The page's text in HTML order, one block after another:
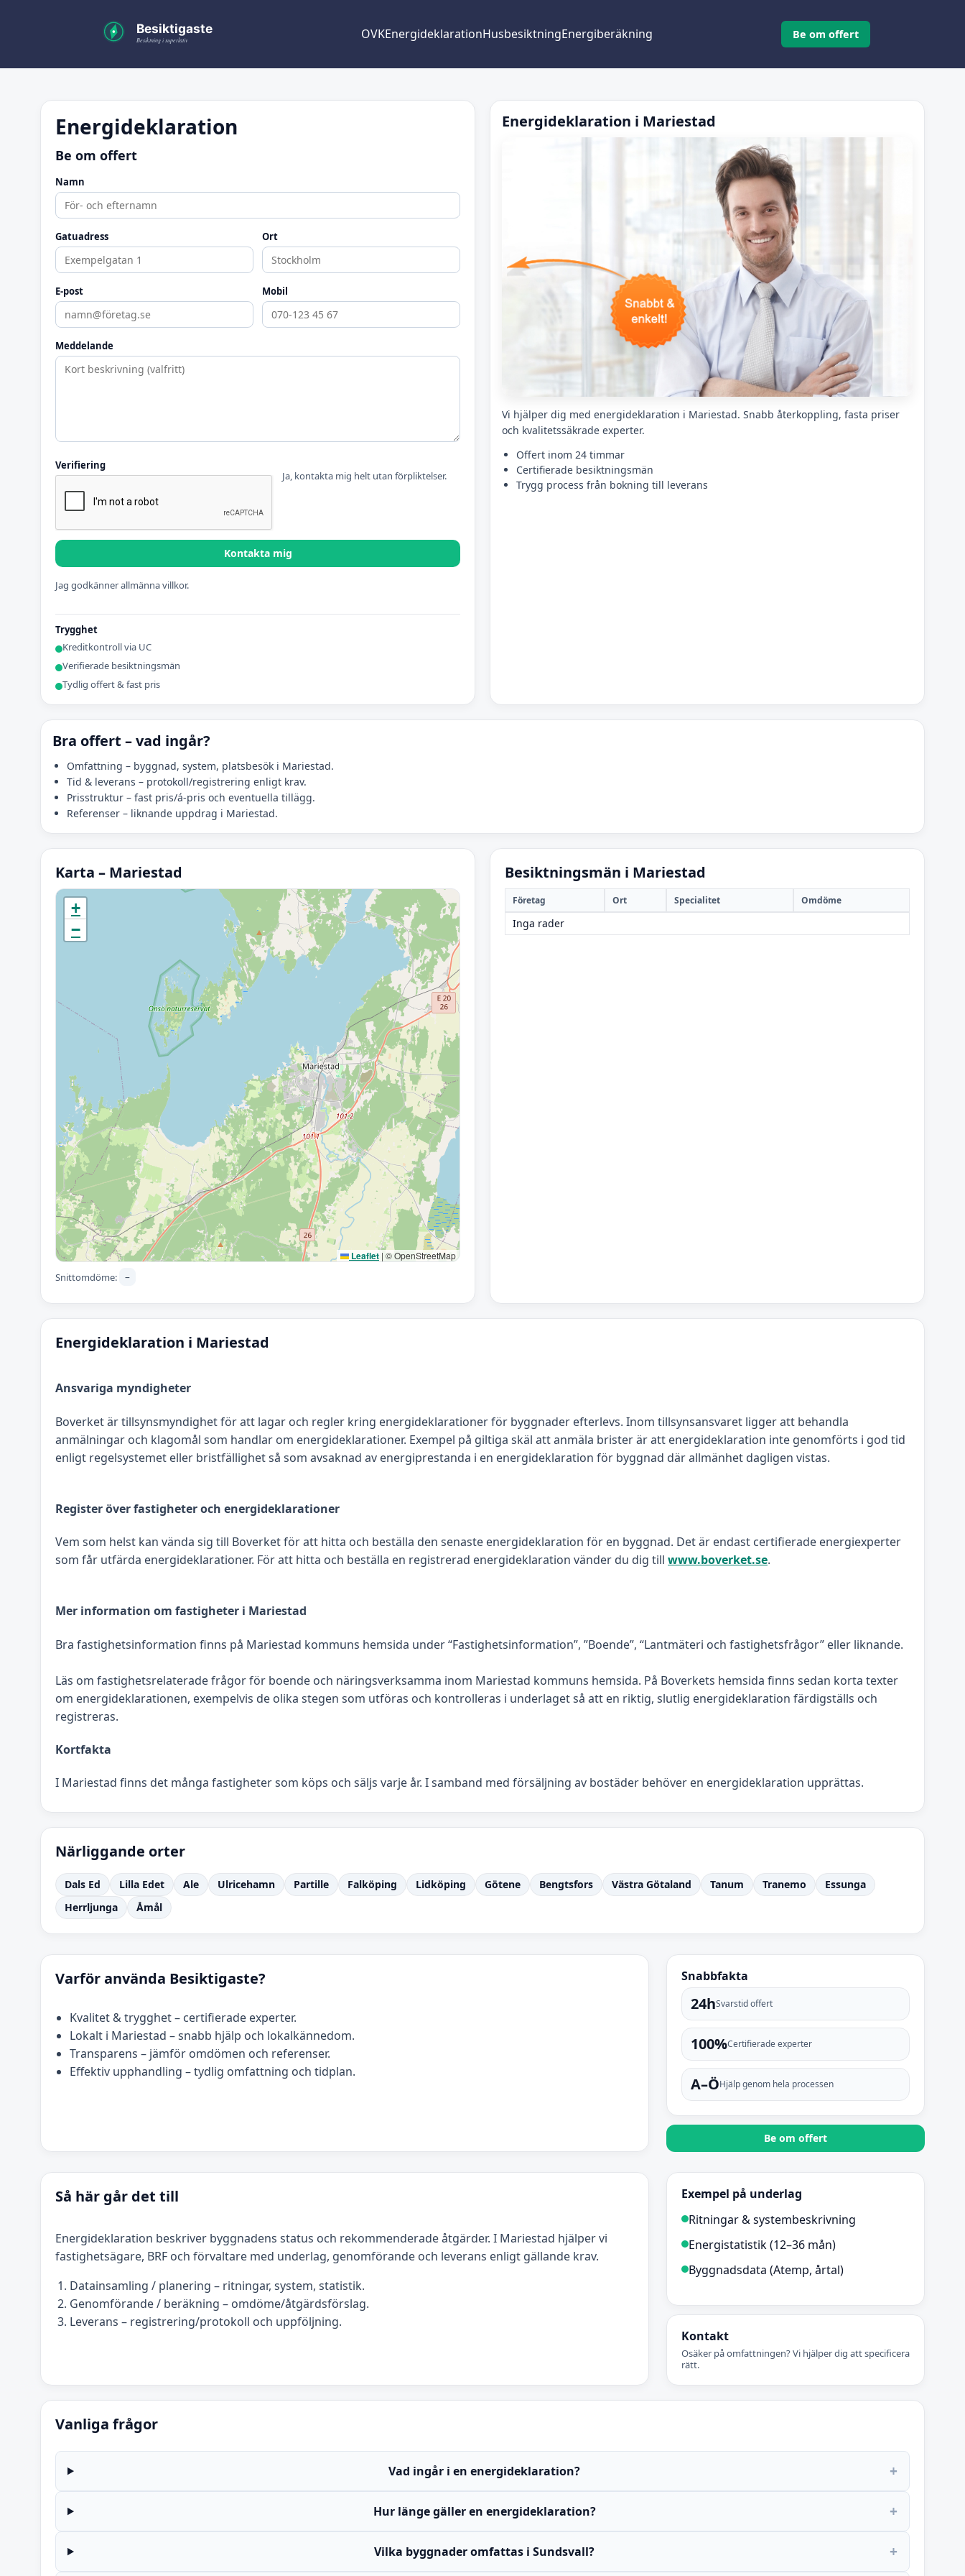
OVKEnergideklarationHusbesiktningEnergiberäkning Be om offert
Energideklaration
Be om offert
Namn
Gatuadress Ort
E-post Mobil
Meddelande
Verifiering
Ja, kontakta mig helt utan förpliktelser.
Kontakta mig
Jag godkänner allmänna villkor.
Trygghet
Kreditkontroll via UC
Verifierade besiktningsmän
Tydlig offert & fast pris
Energideklaration i Mariestad
Vi hjälper dig med energideklaration i Mariestad. Snabb återkoppling, fasta priser
och kvalitetssäkrade experter.
Offert inom 24 timmar
Certifierade besiktningsmän
Trygg process från bokning till leverans
Bra offert – vad ingår?
Omfattning – byggnad, system, platsbesök i Mariestad.
Tid & leverans – protokoll/registrering enligt krav.
Prisstruktur – fast pris/á-pris och eventuella tillägg.
Referenser – liknande uppdrag i Mariestad.
Karta – Mariestad
Initierar karta…
+
−
Leaflet | © OpenStreetMap
Snittomdöme: –
Besiktningsmän i Mariestad
Företag Ort Specialitet Omdöme
Inga rader
Energideklaration i Mariestad
Ansvariga myndigheter
Boverket är tillsynsmyndighet för att lagar och regler kring energideklarationer för byggnader efterlevs. Inom tillsynsansvaret ligger att behandla
anmälningar och klagomål som handlar om energideklarationer. Exempel på giltiga skäl att anmäla brister är att energideklaration inte genomförts i god tid
enligt regelsystemet eller bristfällighet så som avsaknad av energiprestanda i en energideklaration för byggnad där allmänhet dagligen vistas.
Register över fastigheter och energideklarationer
Vem som helst kan vända sig till Boverket för att hitta och beställa den senaste energideklaration för en byggnad. Det är endast certifierade energiexperter
som får utfärda energideklarationer. För att hitta och beställa en registrerad energideklaration vänder du dig till www.boverket.se.
Mer information om fastigheter i Mariestad
Bra fastighetsinformation finns på Mariestad kommuns hemsida under “Fastighetsinformation”, ”Boende”, “Lantmäteri och fastighetsfrågor” eller liknande.
Läs om fastighetsrelaterade frågor för boende och näringsverksamma inom Mariestad kommuns hemsida. På Boverkets hemsida finns sedan korta texter
om energideklarationen, exempelvis de olika stegen som utföras och kontrolleras i underlaget så att en riktig, slutlig energideklaration färdigställs och
registreras.
Kortfakta
I Mariestad finns det många fastigheter som köps och säljs varje år. I samband med försäljning av bostäder behöver en energideklaration upprättas.
Närliggande orter
Dals Ed Lilla Edet Ale Ulricehamn Partille Falköping Lidköping Götene Bengtsfors Västra Götaland Tanum Tranemo
Essunga
Herrljunga
Åmål
Varför använda Besiktigaste?
Kvalitet & trygghet – certifierade experter.
Lokalt i Mariestad – snabb hjälp och lokalkännedom.
Transparens – jämför omdömen och referenser.
Effektiv upphandling – tydlig omfattning och tidplan.
Snabbfakta
24hSvarstid offert
100%Certifierade experter
A–ÖHjälp genom hela processen
Be om offert
Så här går det till
Energideklaration beskriver byggnadens status och rekommenderade åtgärder. I Mariestad hjälper vi
fastighetsägare, BRF och förvaltare med underlag, genomförande och leverans enligt gällande krav.
Datainsamling / planering – ritningar, system, statistik.
Genomförande / beräkning – omdöme/åtgärdsförslag.
Leverans – registrering/protokoll och uppföljning.
Exempel på underlag
Ritningar & systembeskrivning
Energistatistik (12–36 mån)
Byggnadsdata (Atemp, årtal)
Kontakt
Osäker på omfattningen? Vi hjälper dig att specificera
rätt.
Vanliga frågor
Vad ingår i en energideklaration? +
Hur länge gäller en energideklaration? +
Vilka byggnader omfattas i Sundsvall? +